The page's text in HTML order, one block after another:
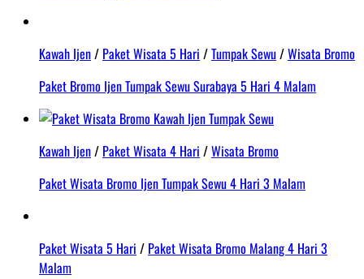
Kawah Ijen/ Paket Wisata 5 Hari /Tumpak Sewu/Wisata Bromo
Paket Bromo Ijen Tumpak Sewu Surabaya 5 Hari 4 Malam
Kawah Ijen/ Paket Wisata 4 Hari /Wisata Bromo
Paket Wisata Bromo Ijen Tumpak Sewu 4 Hari 3 Malam
Paket Wisata 5 Hari / Paket Wisata Bromo Malang 4 Hari 3
Malam